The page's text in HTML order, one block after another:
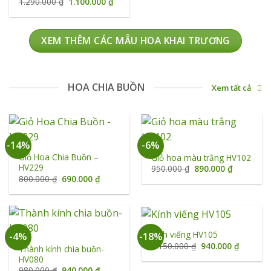
gốc
là: tại
1.100.000 ₫.
XEM THÊM CÁC MẪU HOA KHAI TRƯƠNG
HOA CHIA BUỒN Xem tất cả
-14%
Giỏ Hoa Chia Buồn –
HV229
800.000₫ Giá
gốc
là:
690.000₫Giá
tại
690.000 ₫.
-6%
Giỏ hoa màu trắng HV102
950.000₫ Giá
là:
890.000₫Giá
tại
-4%
Thành kính chia buồn-
HV080
-18%Kính viếng HV105
1.150.000₫ Giá
gốc
là:
940.000₫Giá
tại